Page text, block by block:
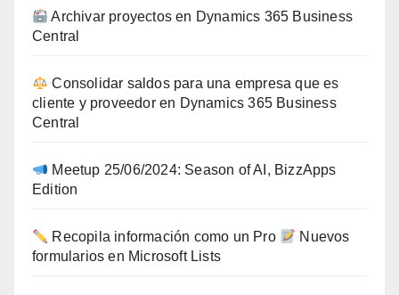
Archivar proyectos en Dynamics 365 Business
Central
Consolidar saldos para una empresa que es
cliente y proveedor en Dynamics 365 Business
Central
Meetup 25/06/2024: Season of AI, BizzApps
Edition
Recopila información como un Pro
Nuevos
formularios en Microsoft Lists